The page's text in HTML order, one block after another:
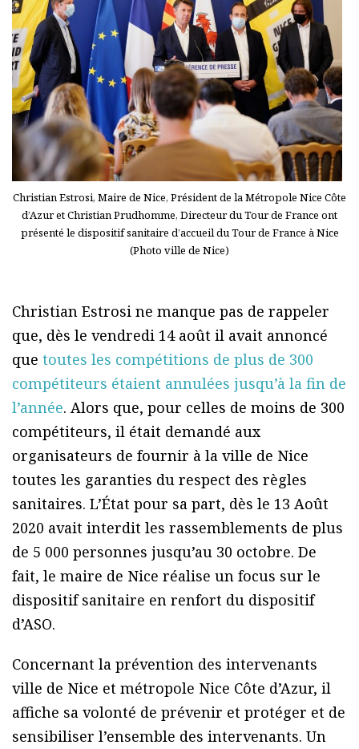
Christian Estrosi, Maire de Nice, Président de la Métropole Nice Côte
d’Azur et Christian Prudhomme, Directeur du Tour de France ont
présenté le dispositif sanitaire d’accueil du Tour de France à Nice
(Photo ville de Nice)
Christian Estrosi ne manque pas de rappeler
que, dès le vendredi 14 août il avait annoncé
que toutes les compétitions de plus de 300
compétiteurs étaient annulées jusqu’à la fin de
l’année. Alors que, pour celles de moins de 300
compétiteurs, il était demandé aux
organisateurs de fournir à la ville de Nice
toutes les garanties du respect des règles
sanitaires. L’État pour sa part, dès le 13 Août
2020 avait interdit les rassemblements de plus
de 5 000 personnes jusqu’au 30 octobre. De
fait, le maire de Nice réalise un focus sur le
dispositif sanitaire en renfort du dispositif
d’ASO.
Concernant la prévention des intervenants
ville de Nice et métropole Nice Côte d’Azur, il
affiche sa volonté de prévenir et protéger et de
sensibiliser l’ensemble des intervenants. Un